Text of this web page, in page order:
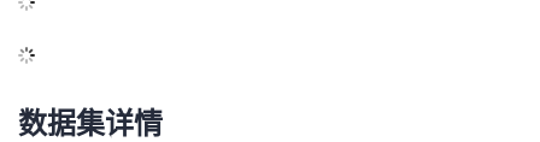
数据集详情